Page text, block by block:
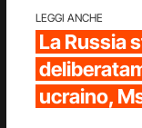
LEGGI ANCHE
La Russia
ucraino,